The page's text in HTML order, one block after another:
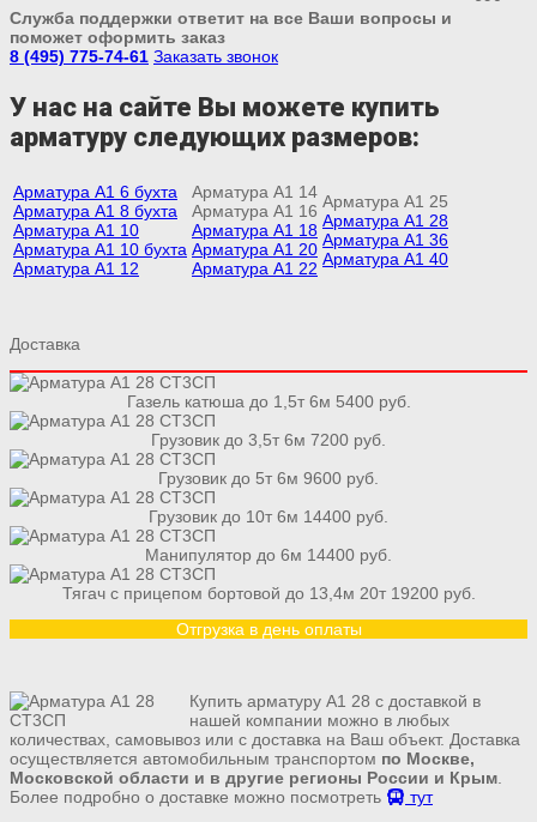
Служба поддержки ответит на все Ваши вопросы и
поможет оформить заказ
8 (495) 775-74-61 Заказать звонок
У нас на сайте Вы можете купить
арматуру следующих размеров:
Арматура А1 6 бухта
Арматура А1 8 бухта
Арматура А1 10
Арматура А1 10 бухта
Арматура А1 12
Арматура А1 14
Арматура А1 16
Арматура А1 18
Арматура А1 20
Арматура А1 22
Арматура А1 25
Арматура А1 28
Арматура А1 36
Арматура А1 40
Доставка
Газель катюша до 1,5т 6м 5400 руб.
Грузовик до 3,5т 6м 7200 руб.
Грузовик до 5т 6м 9600 руб.
Грузовик до 10т 6м 14400 руб.
Манипулятор до 6м 14400 руб.
Тягач с прицепом бортовой до 13,4м 20т 19200 руб.
Отгрузка в день оплаты
Купить арматуру А1 28 с доставкой в
нашей компании можно в любых
количествах, самовывоз или с доставка на Ваш объект. Доставка
осуществляется автомобильным транспортом по Москве,
Московской области и в другие регионы России и Крым.
Более подробно о доставке можно посмотреть
тут